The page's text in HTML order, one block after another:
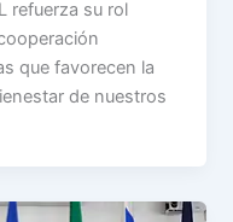
refuerza su rol
que favorecen la
de nuestros